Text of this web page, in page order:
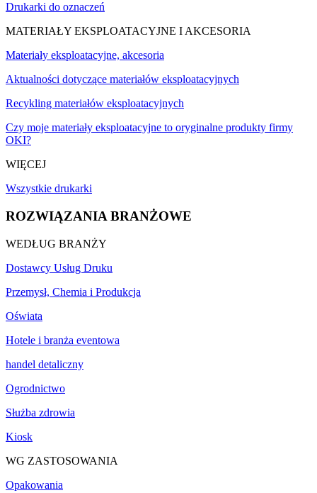
Drukarki do oznaczeń
MATERIAŁY EKSPLOATACYJNE I AKCESORIA
Materiały eksploatacyjne, akcesoria
Aktualności dotyczące materiałów eksploatacyjnych
Recykling materiałów eksploatacyjnych
Czy moje materiały eksploatacyjne to oryginalne produkty firmy
OKI?
WIĘCEJ
Wszystkie drukarki
ROZWIĄZANIA BRANŻOWE
WEDŁUG BRANŻY
Dostawcy Usług Druku
Przemysł, Chemia i Produkcja
Oświata
Hotele i branża eventowa
handel detaliczny
Ogrodnictwo
Służba zdrowia
Kiosk
WG ZASTOSOWANIA
Opakowania